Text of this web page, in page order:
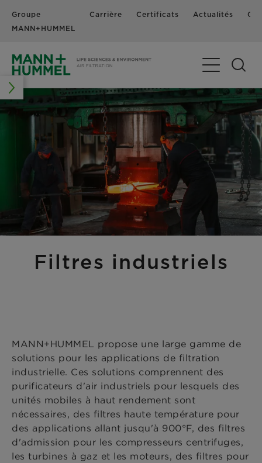
Groupe
MANN+HUMMEL
Carrière Certificats Actualités
Basculer la
Filtres industriels
MANN+HUMMEL propose une large gamme de
solutions pour les applications de filtration
industrielle. Ces solutions comprennent des
purificateurs d'air industriels pour lesquels des
unités mobiles à haut rendement sont
nécessaires, des filtres haute température pour
des applications allant jusqu'à 900°F, des filtres
d'admission pour les compresseurs centrifuges,
les turbines à gaz et les moteurs, des filtres pour